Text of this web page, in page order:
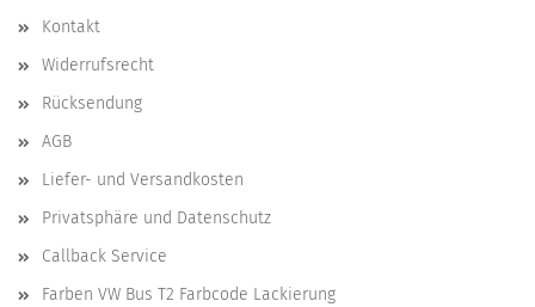
Kontakt
Widerrufsrecht
Rücksendung
AGB
Liefer- und Versandkosten
Privatsphäre und Datenschutz
Callback Service
Farben VW Bus T2 Farbcode Lackierung